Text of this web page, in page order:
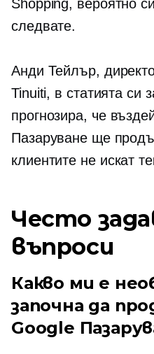
Shopping, вероятно
следвате.
Анди Тейлър,
Tinuiti, в статията си
прогнозира, че
Пазаруване ще
клиентите не искат
Често
въпроси
Какво ми е
започна да
Google